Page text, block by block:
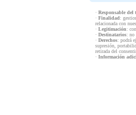
· Responsable del
· Finalidad:
relacionada con
· Legitimación:
· Destinatarios: no
· Derechos: podrá
supresión,
retirada del
· Información